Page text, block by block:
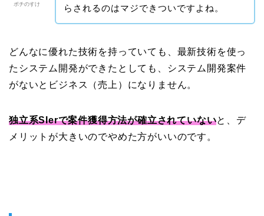
ポチのすけ
らされるのはマジできついですよね。
どんなに優れた技術を持っていても、最新技術を使っ
たシステム開発ができたとしても、システム開発案件
がないとビジネス（売上）になりません。
独立系SIerで案件獲得方法が確立されていないと、デ
メリットが大きいのでやめた方がいいのです。